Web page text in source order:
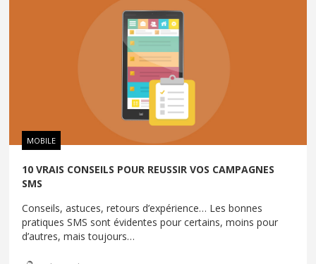
MOBILE
10 VRAIS CONSEILS POUR REUSSIR VOS CAMPAGNES
SMS
Conseils, astuces, retours d’expérience… Les bonnes
pratiques SMS sont évidentes pour certains, moins pour
d’autres, mais toujours…